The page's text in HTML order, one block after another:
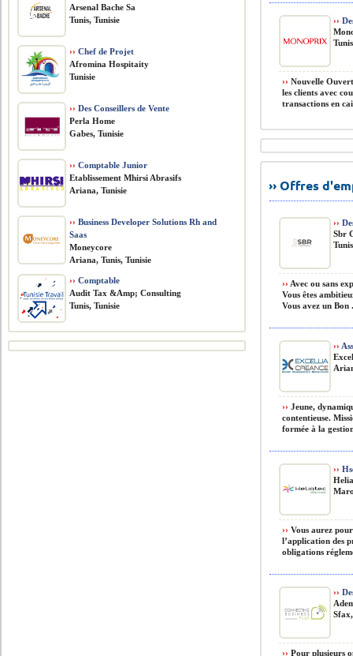
››
›› Nouvelle
les clients avec
transactions en
›› Offres
››
Sbr
›› Avec ou sans
Vous êtes
Vous avez un Bon
››
›› Jeune,
contentieuse.
formée à la
››
›› Vous aurez
l’application des
obligations
››
›› Pour plusieurs
Arsenal Bache Sa
Tunis, Tunisie
›› Chef de Projet
Afromina Hospitaity
Tunisie
›› Des Conseillers de Vente
Perla Home
Gabes, Tunisie
›› Comptable Junior
Etablissement Mhirsi Abrasifs
Ariana, Tunisie
›› Business Developer Solutions Rh and
Saas
Moneycore
Ariana, Tunis, Tunisie
›› Comptable
Audit Tax &Amp; Consulting
Tunis, Tunisie